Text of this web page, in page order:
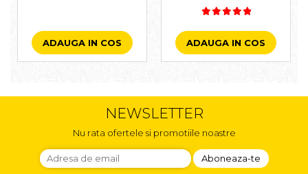
ADAUGA IN COS ADAUGA IN COS
NEWSLETTER
Nu rata ofertele si promotiile noastre